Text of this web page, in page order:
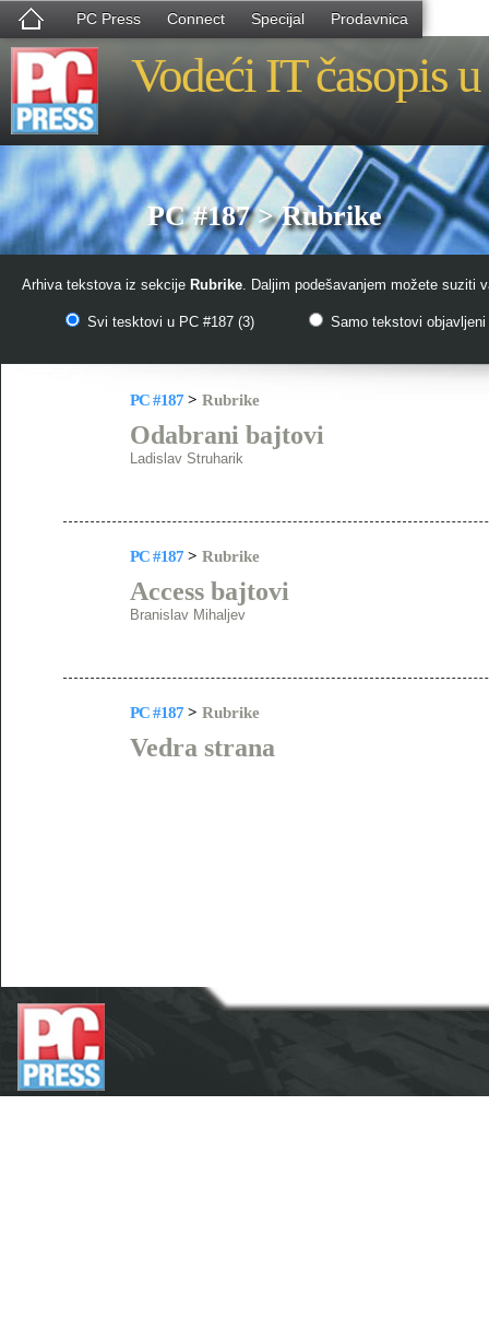
PC Press Connect Specijal Prodavnica
Vodeći IT časopis
PC #187 > Rubrike
Arhiva tekstova iz sekcije Rubrike. Daljim podešavanjem možete suziti
Svi tesktovi u PC #187 (3) Samo tekstovi objavljeni
PC #187 > Rubrike
Odabrani bajtovi
Ladislav Struharik
PC #187 > Rubrike
Access bajtovi
Branislav Mihaljev
PC #187 > Rubrike
Vedra strana